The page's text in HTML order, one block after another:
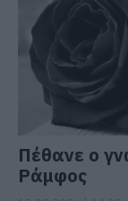
Πέθανε ο
Ράμφος